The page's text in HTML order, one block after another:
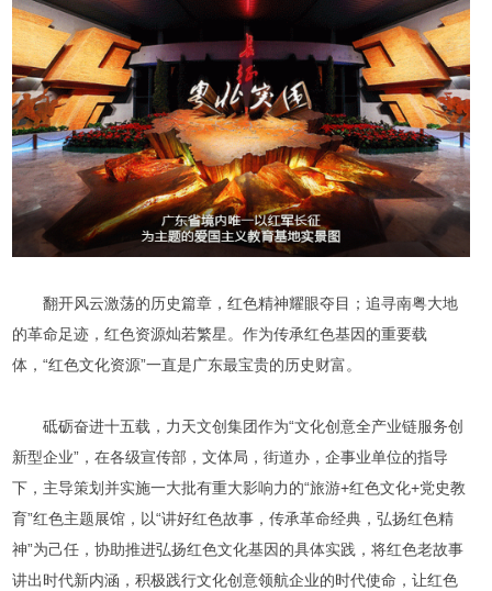
翻开风云激荡的历史篇章，红色精神耀眼夺目；追寻南粤大地
的革命足迹，红色资源灿若繁星。作为传承红色基因的重要载
体，“红色文化资源”一直是广东最宝贵的历史财富。
砥砺奋进十五载，力天文创集团作为“文化创意全产业链服务创
新型企业”，在各级宣传部，文体局，街道办，企事业单位的指导
下，主导策划并实施一大批有重大影响力的“旅游+红色文化+党史教
育”红色主题展馆，以“讲好红色故事，传承革命经典，弘扬红色精
神”为己任，协助推进弘扬红色文化基因的具体实践，将红色老故事
讲出时代新内涵，积极践行文化创意领航企业的时代使命，让红色